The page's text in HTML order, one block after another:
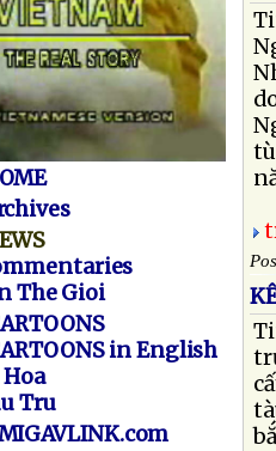
The Gioi
in English
Tru